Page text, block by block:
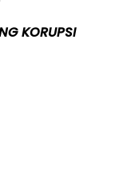
KORUPSI